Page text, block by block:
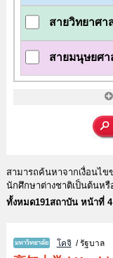
สายวิทยาศา
สายมนุษยศา
สามารถค้นหาจากเงื่อนไ
นักศึกษาต่างชาติเป็นต้นห
ทั้งหมด191สถาบัน หน้าที่ 4
โคจิ / รัฐบาล